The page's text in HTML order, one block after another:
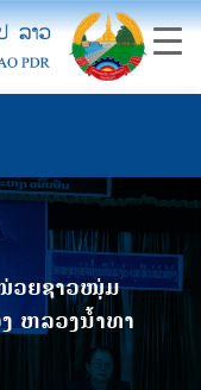
ວຍຊາວໜຸ່ມ
ຫລວງນ້ຳທາ